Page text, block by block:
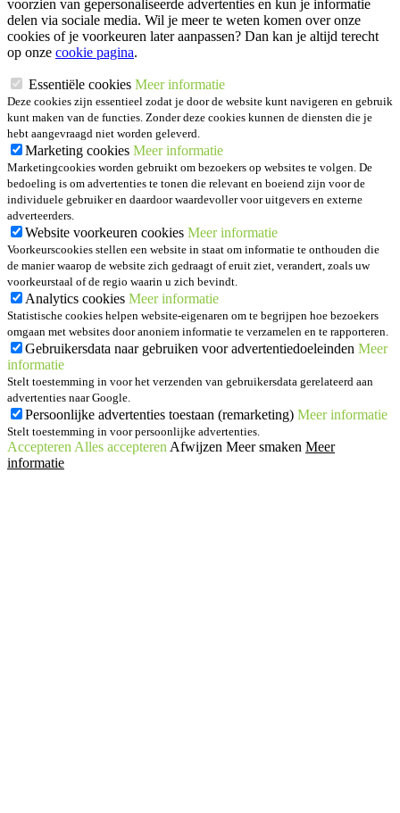
voorzien van gepersonaliseerde advertenties en kun je informatie
delen via sociale media. Wil je meer te weten komen over onze
cookies of je voorkeuren later aanpassen? Dan kan je altijd terecht
op onze cookie pagina.
Essentiële cookies Meer informatie
Deze cookies zijn essentieel zodat je door de website kunt navigeren en gebruik
kunt maken van de functies. Zonder deze cookies kunnen de diensten die je
hebt aangevraagd niet worden geleverd.
Marketing cookies Meer informatie
Marketingcookies worden gebruikt om bezoekers op websites te volgen. De
bedoeling is om advertenties te tonen die relevant en boeiend zijn voor de
individuele gebruiker en daardoor waardevoller voor uitgevers en externe
adverteerders.
Website voorkeuren cookies Meer informatie
Voorkeurscookies stellen een website in staat om informatie te onthouden die
de manier waarop de website zich gedraagt of eruit ziet, verandert, zoals uw
voorkeurstaal of de regio waarin u zich bevindt.
Analytics cookies Meer informatie
Statistische cookies helpen website-eigenaren om te begrijpen hoe bezoekers
omgaan met websites door anoniem informatie te verzamelen en te rapporteren.
Gebruikersdata naar gebruiken voor advertentiedoeleinden Meer
informatie
Stelt toestemming in voor het verzenden van gebruikersdata gerelateerd aan
advertenties naar Google.
Persoonlijke advertenties toestaan (remarketing) Meer informatie
Stelt toestemming in voor persoonlijke advertenties.
Accepteren Alles accepteren Afwijzen Meer smaken Meer
informatie